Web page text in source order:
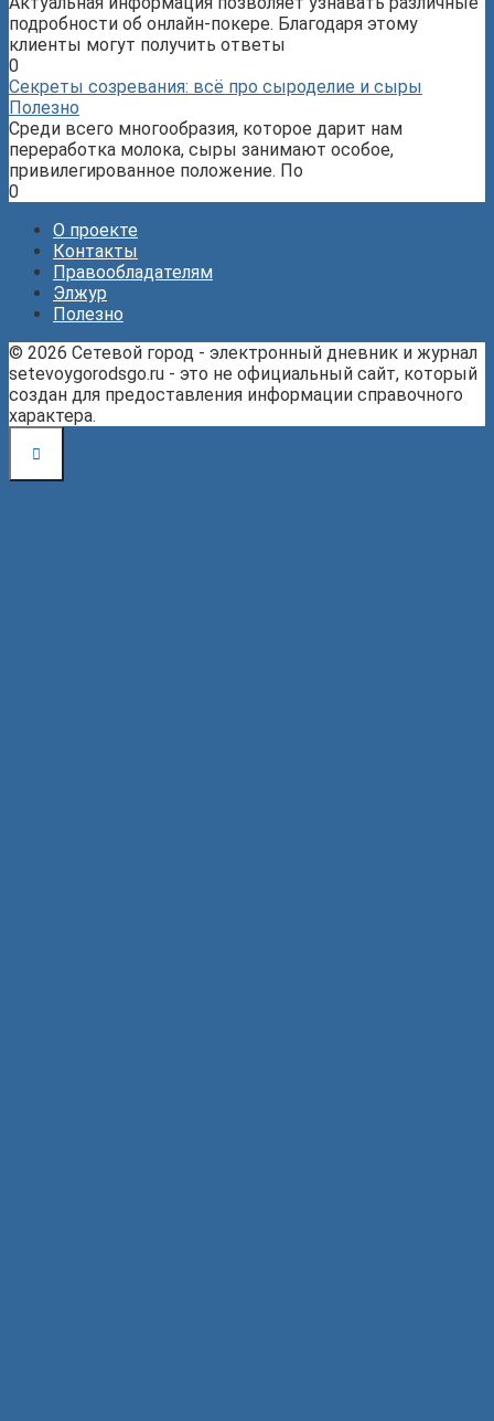
подробности об онлайн-покере. Благодаря этому
клиенты могут получить ответы
0
Секреты созревания: всё про сыроделие и сыры
Полезно
Среди всего многообразия, которое дарит нам
переработка молока, сыры занимают особое,
привилегированное положение. По
0
О проекте
Контакты
Правообладателям
Элжур
Полезно
© 2026 Сетевой город - электронный дневник и журнал
setevoygorodsgo.ru - это не официальный сайт, который
создан для предоставления информации справочного
характера.